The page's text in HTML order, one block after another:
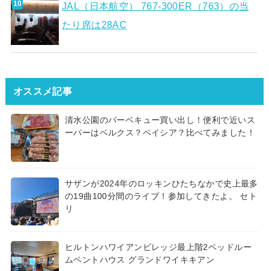
JAL（日本航空） 767-300ER（763）の当
たり席は28AC
オススメ記事
清水公園のバーベキュー買い出し！便利で近いス
ーパーはベルクス？ベイシア？比べてみました！
サザンが2024年のロッキンひたちなかで史上最多
の19曲100分間のライブ！参加してきたよ。 セト
リ
ヒルトンハワイアンビレッジ最上階2ベッドルー
ムペントハウス グランドワイキキアン